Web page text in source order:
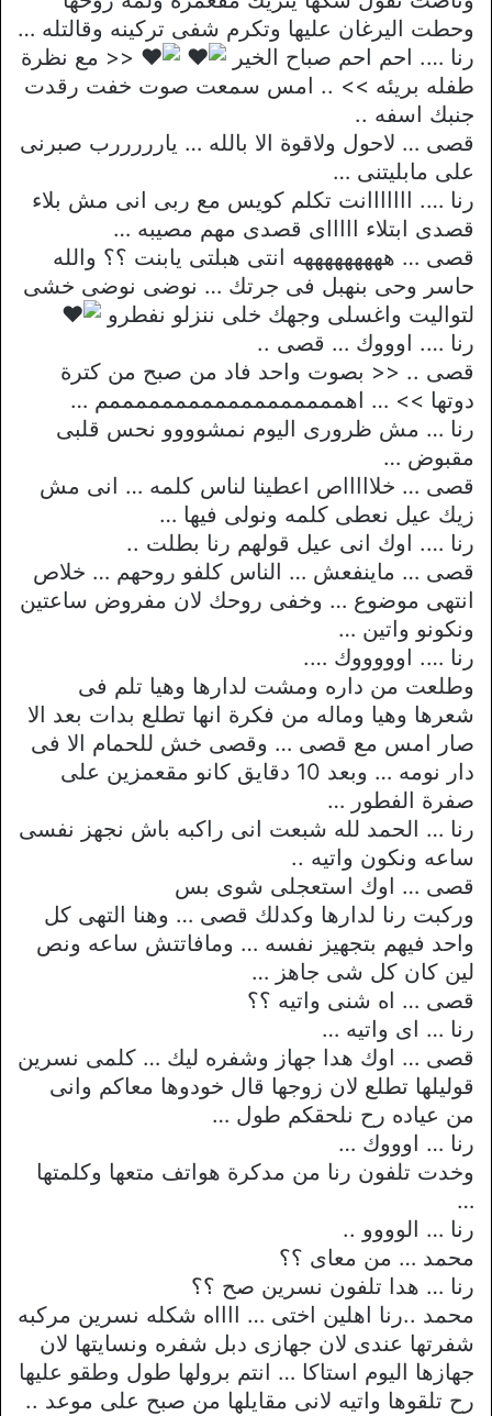
وحطت اليرغان عليها وتكرم شفى تركينه وقالتله …
رنا …. احم احم صباح الخير
<< مع نظرة
طفله بريئه >> .. امس سمعت صوت خفت رقدت
جنبك اسفه ..
قصى … لاحول ولاقوة الا بالله … يارررررب صبرنى
على مابليتنى …
رنا …. ااااااانت تكلم كويس مع ربى انى مش بلاء
قصدى ابتلاء اااااى قصدى مهم مصيبه …
قصى … هههههههههه انتى هبلتى يابنت ؟؟ والله
حاسر وحى بنهبل فى جرتك … نوضى نوضى خشى
لتواليت واغسلى وجهك خلى ننزلو نفطرو
رنا …. اوووك … قصى ..
قصى .. << بصوت واحد فاد من صبح من كترة
دوتها >> … اهممممممممممممممممممم …
رنا … مش ظرورى اليوم نمشوووو نحس قلبى
مقبوض …
قصى … خلاااااص اعطينا لناس كلمه … انى مش
زيك عيل نعطى كلمه ونولى فيها …
رنا …. اوك انى عيل قولهم رنا بطلت ..
قصى … ماينفعش … الناس كلفو روحهم … خلاص
انتهى موضوع … وخفى روحك لان مفروض ساعتين
ونكونو واتين …
رنا …. اوووووك ….
وطلعت من داره ومشت لدارها وهيا تلم فى
شعرها وهيا وماله من فكرة انها تطلع بدات بعد الا
صار امس مع قصى … وقصى خش للحمام الا فى
دار نومه … وبعد 10 دقايق كانو مقعمزين على
صفرة الفطور …
رنا … الحمد لله شبعت انى راكبه باش نجهز نفسى
ساعه ونكون واتيه ..
قصى … اوك استعجلى شوى بس
وركبت رنا لدارها وكدلك قصى … وهنا التهى كل
واحد فيهم بتجهيز نفسه … ومافاتتش ساعه ونص
لين كان كل شى جاهز …
قصى … اه شنى واتيه ؟؟
رنا … اى واتيه …
قصى … اوك هدا جهاز وشفره ليك … كلمى نسرين
قوليلها تطلع لان زوجها قال خودوها معاكم وانى
من عياده رح نلحقكم طول …
رنا … اوووك …
وخدت تلفون رنا من مدكرة هواتف متعها وكلمتها
…
رنا … الوووو ..
محمد … من معاى ؟؟
رنا … هدا تلفون نسرين صح ؟؟
محمد ..رنا اهلين اختى … ااااه شكله نسرين مركبه
شفرتها عندى لان جهازى دبل شفره ونسايتها لان
جهازها اليوم استاكا … انتم برولها طول وطقو عليها
رح تلقوها واتيه لانى مقايلها من صبح على موعد ..